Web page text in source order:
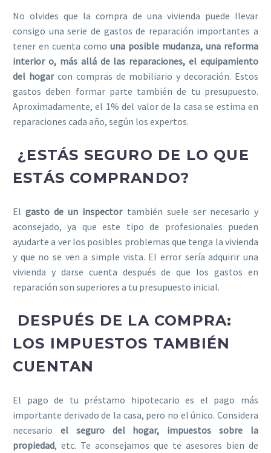
No olvides que la compra de una vivienda puede llevar
consigo una serie de gastos de reparación importantes a
tener en cuenta como una posible mudanza, una reforma
interior o, más allá de las reparaciones, el equipamiento
del hogarcon compras de mobiliario y decoración. Estos
gastos deben formar parte también de tu presupuesto.
Aproximadamente, el 1% del valor de la casa se estima en
reparaciones cada año, según los expertos.
¿ESTÁS SEGURO DE LO QUE
ESTÁS COMPRANDO?
Elgasto de un inspectortambién suele ser necesario y
aconsejado, ya que este tipo de profesionales pueden
ayudarte a ver los posibles problemas que tenga la vivienda
y que no se ven a simple vista. El error sería adquirir una
vivienda y darse cuenta después de que los gastos en
reparación son superiores a tu presupuesto inicial.
DESPUÉS DE LA COMPRA:
LOS IMPUESTOS TAMBIÉN
CUENTAN
El pago de tu préstamo hipotecario es el pago más
importante derivado de la casa, pero no el único. Considera
necesario el seguro del hogar, impuestos sobre la
propiedad, etc. Te aconsejamos que te asesores bien de